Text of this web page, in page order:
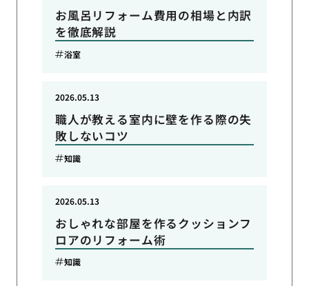
お風呂リフォーム費用の相場と内訳
を徹底解説
浴室
職人が教える室内に壁を作る際の失
敗しないコツ
2026.05.13
知識
おしゃれな部屋を作るクッションフ
ロアのリフォーム術
2026.05.13
知識